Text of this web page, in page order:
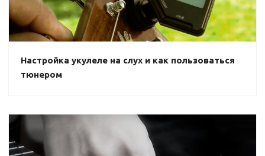
Настройка укулеле на слух и как пользоваться
тюнером